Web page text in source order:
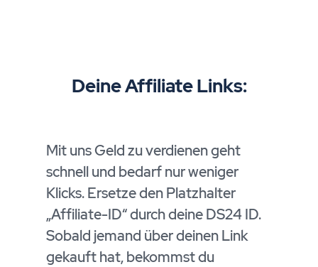
Deine Affiliate Links:
Mit uns Geld zu verdienen geht
schnell und bedarf nur weniger
Klicks. Ersetze den Platzhalter
„Affiliate-ID“ durch deine DS24 ID.
Sobald jemand über deinen Link
gekauft hat, bekommst du